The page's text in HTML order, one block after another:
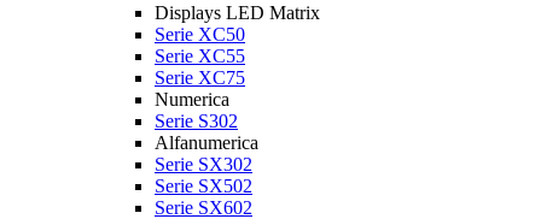
Displays LED Matrix
Serie XC50
Serie XC55
Serie XC75
Numerica
Serie S302
Alfanumerica
Serie SX302
Serie SX502
Serie SX602